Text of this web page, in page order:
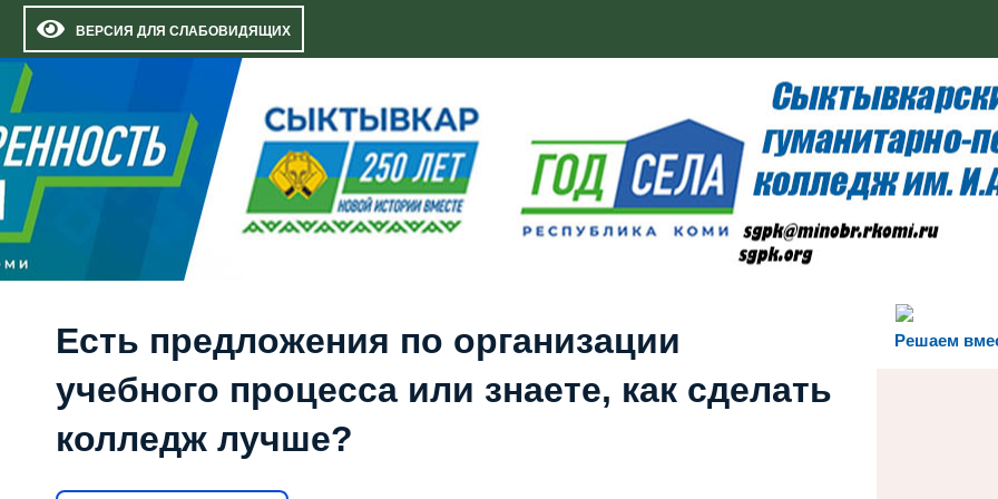
ВЕРСИЯ ДЛЯ СЛАБОВИДЯЩИХ
Решаем
Есть предложения по организации
учебного процесса или знаете, как сделать
колледж лучше?